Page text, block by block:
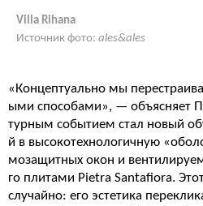
Villa Rihana
Источник фото: ales&ales
«Концептуально мы
ыми способами», — объясняет
турным событием стал новый
й в высокотехнологичную
мозащитных окон и
го плитами Pietra Santafiora.
случайно: его эстетика